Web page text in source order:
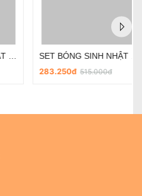
SET BÓNG SINH NHẬT - CHỦ ĐỀ PHI HÀNH GIA SD-R018
283.250đ515.000đ